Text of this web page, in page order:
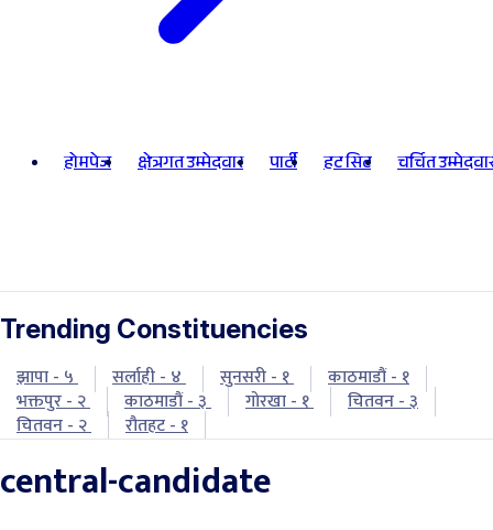
होमपेज क्षेत्रगत उम्मेदवार पार्टी हट सिट चर्चित
Trending Constituencies
झापा - ५ सर्लाही - ४ सुनसरी - १
काठमाडौं - १
भक्तपुर - २
काठमाडौं - ३ गोरखा - १
चितवन - ३
चितवन - २
रौतहट - १
central-candidate